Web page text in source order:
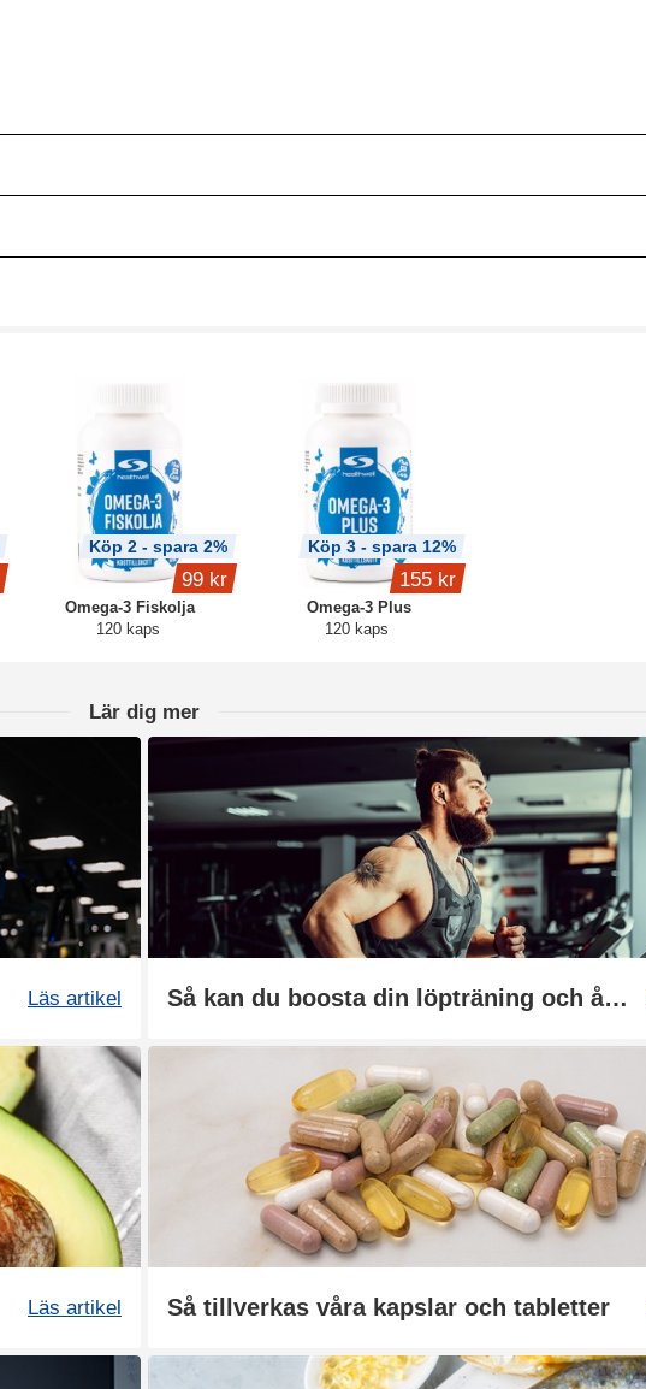
Omega-3 Fiskolja
120 kaps
Köp 2 - spara 2%
99 kr
Omega-3 Plus
120 kaps
Köp 3 - spara 12%
155 kr
Lär dig mer
Läs artikel Så kan du boosta din löpträning och återhämtning med kosttillskott
Läs artikel Så tillverkas våra kapslar och tabletter